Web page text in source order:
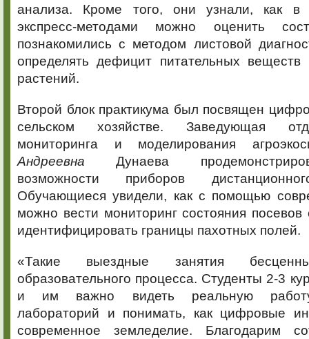
анализа. Кроме того, они узнали, как в
экспресс-методами можно оценить
познакомились с методом листовой
определять дефицит питательных
растений.
Второй блок практикума был посвящен
сельском хозяйстве. Заведующая
мониторинга и моделирования
АндреевнаДунаева
возможности приборов
Обучающиеся увидели, как с помощью
можно вести мониторинг состояния посевов
идентифицировать границы пахотных полей.
«Такие выездные занятия
образовательного процесса. Студенты 2-3
и им важно видеть реальную работу
лабораторий и понимать, как цифровые
современное земледелие. Благодарим